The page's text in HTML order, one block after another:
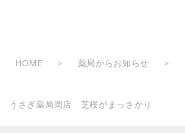
HOME > 薬局からお知らせ >
うさぎ薬局岡店 芝桜がまっさかり